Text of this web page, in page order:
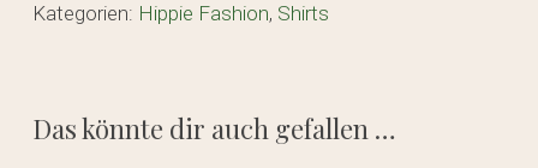
Kategorien: Hippie Fashion, Shirts
Das könnte dir auch gefallen …